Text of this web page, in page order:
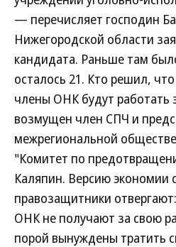
— перечисляет господин
Нижегородской области
кандидата. Раньше там
осталось 21. Кто решил,
члены ОНК будут
возмущен член СПЧ и
межрегиональной
"Комитет по
Каляпин. Версию экономии
правозащитники
ОНК не получают за свою
порой вынуждены тратить